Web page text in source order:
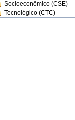
Socioeconômico (CSE)
Tecnológico (CTC)